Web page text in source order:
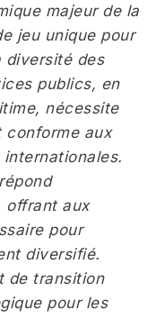
majeur de la
jeu unique pour
diversité des
publics, en
nécessite
conforme aux
offrant aux
pour
diversifié.
de transition
pour les